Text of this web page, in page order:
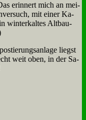
er­in­nert mich an mei­
mit ei­ner Ka­
win­ter­kal­tes Alt­bau-
liegst
weit oben, in der Sa­